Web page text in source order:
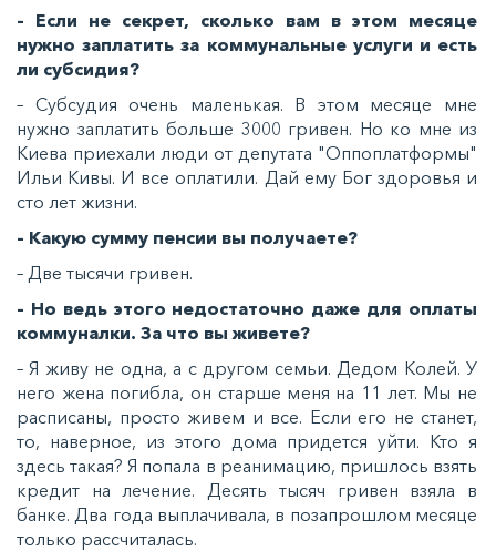
– Если не секрет, сколько вам в этом месяце
нужно заплатить за коммунальные услуги и есть
ли субсидия?
– Субсудия очень маленькая. В этом месяце мне
нужно заплатить больше 3000 гривен. Но ко мне из
Киева приехали люди от депутата "Оппоплатформы"
Ильи Кивы. И все оплатили. Дай ему Бог здоровья и
сто лет жизни.
– Какую сумму пенсии вы получаете?
– Две тысячи гривен.
– Но ведь этого недостаточно даже для оплаты
коммуналки. За что вы живете?
– Я живу не одна, а с другом семьи. Дедом Колей. У
него жена погибла, он старше меня на 11 лет. Мы не
расписаны, просто живем и все. Если его не станет,
то, наверное, из этого дома придется уйти. Кто я
здесь такая? Я попала в реанимацию, пришлось взять
кредит на лечение. Десять тысяч гривен взяла в
банке. Два года выплачивала, в позапрошлом месяце
только рассчиталась.